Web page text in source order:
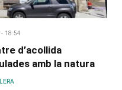
- 18:54
d’acollida
amb la natura